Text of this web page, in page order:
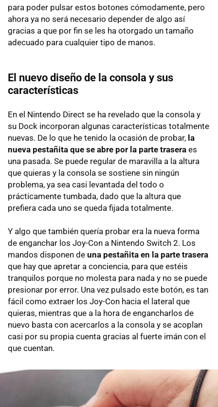
para poder pulsar estos botones cómodamente, pero
ahora ya no será necesario depender de algo así
gracias a que por fin se les ha otorgado un tamaño
adecuado para cualquier tipo de manos.
El nuevo diseño de la consola y sus
características
En el Nintendo Direct se ha revelado que la consola y
su Dock incorporan algunas características totalmente
nuevas. De lo que he tenido la ocasión de probar, la
nueva pestañita que se abre por la parte trasera es
una pasada. Se puede regular de maravilla a la altura
que quieras y la consola se sostiene sin ningún
problema, ya sea casi levantada del todo o
prácticamente tumbada, dado que la altura que
prefiera cada uno se queda fijada totalmente.
Y algo que también quería probar era la nueva forma
de enganchar los Joy-Con a Nintendo Switch 2. Los
mandos disponen de una pestañita en la parte trasera
que hay que apretar a conciencia, para que estéis
tranquilos porque no molesta para nada y no se puede
presionar por error. Una vez pulsado este botón, es tan
fácil como extraer los Joy-Con hacia el lateral que
quieras, mientras que a la hora de engancharlos de
nuevo basta con acercarlos a la consola y se acoplan
casi por su propia cuenta gracias al fuerte imán con el
que cuentan.